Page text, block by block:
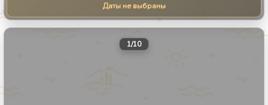
Даты не выбраны
1/10